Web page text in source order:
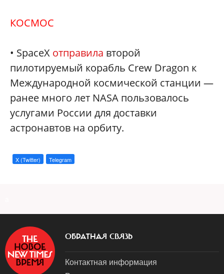
КОСМОС
• SpaceX отправила второй
пилотируемый корабль Crew Dragon к
Международной космической станции —
ранее много лет NASA пользовалось
услугами России для доставки
астронавтов на орбиту.
X (Twitter) Telegram
ОБРАТНАЯ СВЯЗЬ
Контактная информация